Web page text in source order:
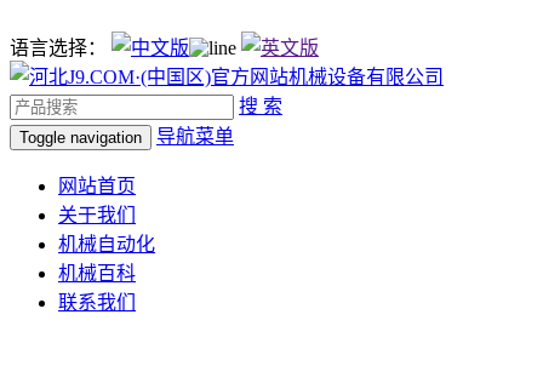
语言选择：
搜 索
Toggle navigation 导航菜单
网站首页
关于我们
机械自动化
机械百科
联系我们